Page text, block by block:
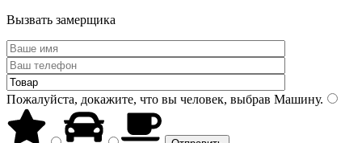
Вызвать замерщика
Пожалуйста, докажите, что вы человек, выбрав Машину.